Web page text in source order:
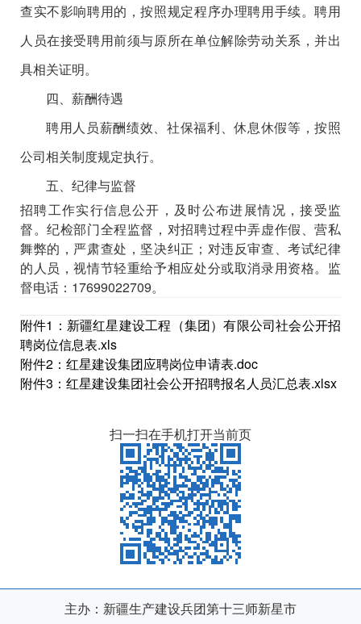
查实不影响聘用的，按照规定程序办理聘用手续。聘用
人员在接受聘用前须与原所在单位解除劳动关系，并出
具相关证明。
四、薪酬待遇
聘用人员薪酬绩效、社保福利、休息休假等，按照
公司相关制度规定执行。
五、纪律与监督
招聘工作实行信息公开，及时公布进展情况，接受监
督。纪检部门全程监督，对招聘过程中弄虚作假、营私
舞弊的，严肃查处，坚决纠正；对违反审查、考试纪律
的人员，视情节轻重给予相应处分或取消录用资格。监
督电话： 17699022709。
附件1：新疆红星建设工程（集团）有限公司社会公开招
聘岗位信息表.xls
附件2：红星建设集团应聘岗位申请表.doc
附件3：红星建设集团社会公开招聘报名人员汇总表.xlsx
扫一扫在手机打开当前页
主办：新疆生产建设兵团第十三师新星市